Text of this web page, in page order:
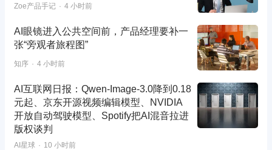
Zoe产品手记 4 小时前
AI眼镜进入公共空间前，产品经理要补一
张“旁观者旅程图”
知序 4 小时前
AI互联网日报：Qwen-Image-3.0降到0.18
元起、京东开源视频编辑模型、NVIDIA
开放自动驾驶模型、Spotify把AI混音拉进
版权谈判
AI星球 10 小时前